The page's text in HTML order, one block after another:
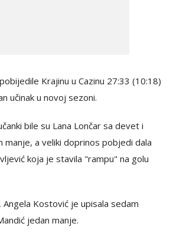
Krajinu u Cazinu 27:33 (10:18)
učinak u novoj sezoni.
bile su Lana Lončar sa devet i
manje, a veliki doprinos pobjedi dala
koja je stavila "rampu" na golu
Kostović je upisala sedam
jedan manje.